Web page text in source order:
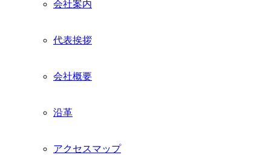
会社案内
代表挨拶
会社概要
沿革
アクセスマップ